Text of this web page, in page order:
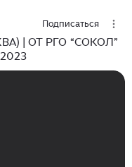
Подписаться
| ОТ РГО “СОКОЛ”